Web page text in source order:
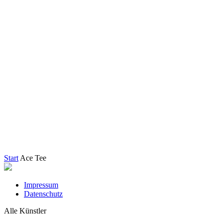
Start Ace Tee
Impressum
Datenschutz
Alle Künstler